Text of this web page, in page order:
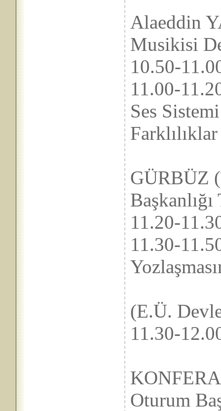
Alaeddin
Musikisi
10.50-
11.00-
Ses
Farklılıklar
GÜRBÜZ
11.20-
11.30-
(E.Ü.
11.30-
Oturum